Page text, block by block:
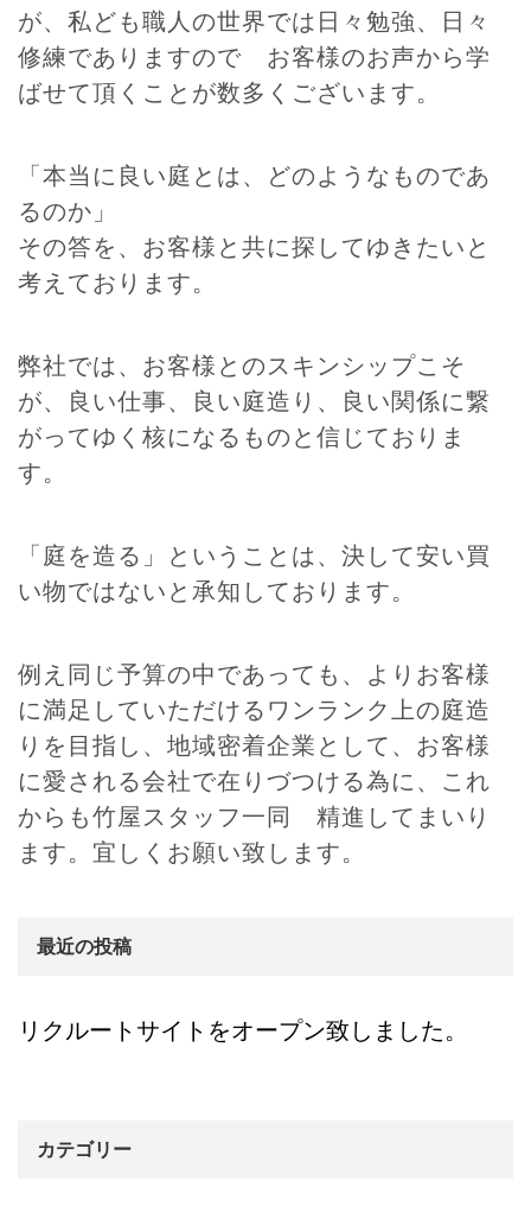
が、私ども職人の世界では日々勉強、日々
修練でありますので お客様のお声から学
ばせて頂くことが数多くございます。
「本当に良い庭とは、どのようなものであ
るのか」
その答を、お客様と共に探してゆきたいと
考えております。
弊社では、お客様とのスキンシップこそ
が、良い仕事、良い庭造り、良い関係に繋
がってゆく核になるものと信じておりま
す。
「庭を造る」ということは、決して安い買
い物ではないと承知しております。
例え同じ予算の中であっても、よりお客様
に満足していただけるワンランク上の庭造
りを目指し、地域密着企業として、お客様
に愛される会社で在りづつける為に、これ
からも竹屋スタッフ一同 精進してまいり
ます。宜しくお願い致します。
最近の投稿
リクルートサイトをオープン致しました。
カテゴリー